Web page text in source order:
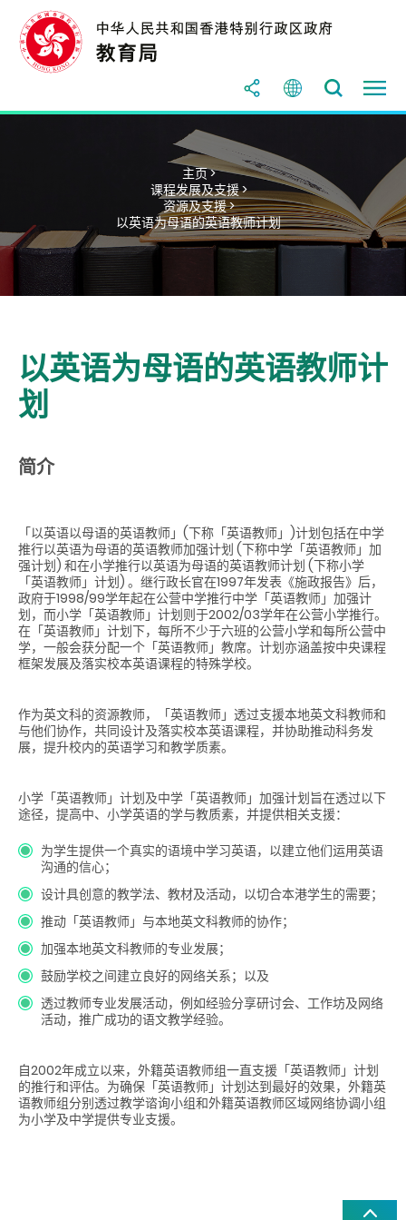
主页 >
课程发展及支援 >
资源及支援 >
以英语为母语的英语教师计划
以英语为母语的英语教师计
划
简介
「以英语以母语的英语教师」(下称「英语教师」)计划包括在中学
推行以英语为母语的英语教师加强计划 (下称中学「英语教师」加
强计划) 和在小学推行以英语为母语的英语教师计划 (下称小学
「英语教师」计划) 。继行政长官在1997年发表《施政报告》后，
政府于1998/99学年起在公营中学推行中学「英语教师」加强计
划，而小学「英语教师」计划则于2002/03学年在公营小学推行。
在「英语教师」计划下，每所不少于六班的公营小学和每所公营中
学，一般会获分配一个「英语教师」教席。计划亦涵盖按中央课程
框架发展及落实校本英语课程的特殊学校。
作为英文科的资源教师，「英语教师」透过支援本地英文科教师和
与他们协作，共同设计及落实校本英语课程，并协助推动科务发
展，提升校内的英语学习和教学质素。
小学「英语教师」计划及中学「英语教师」加强计划旨在透过以下
途径，提高中、小学英语的学与教质素，并提供相关支援：
为学生提供一个真实的语境中学习英语，以建立他们运用英语
沟通的信心；
设计具创意的教学法、教材及活动，以切合本港学生的需要；
推动「英语教师」与本地英文科教师的协作；
加强本地英文科教师的专业发展；
鼓励学校之间建立良好的网络关系；以及
透过教师专业发展活动，例如经验分享研讨会、工作坊及网络
活动，推广成功的语文教学经验。
自2002年成立以来，外籍英语教师组一直支援「英语教师」计划
的推行和评估。为确保「英语教师」计划达到最好的效果，外籍英
语教师组分别透过教学谘询小组和外籍英语教师区域网络协调小组
为小学及中学提供专业支援。